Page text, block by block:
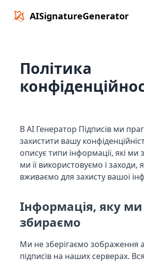
AISignatureGenerator
Політика
В AI Генератор Підписів ми
захистити вашу
описує типи інформації, які ми
ми її використовуємо і заходи,
вживаємо для захисту вашої
Інформація, яку ми
збираємо
Ми не зберігаємо зображення
підписів на наших серверах.